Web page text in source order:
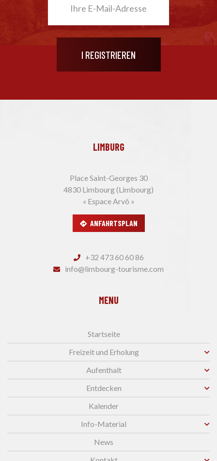
LIMBURG
Place Saint-Georges 30
4830 Limbourg (Limbourg)
« Espace Arvô »
ANFAHRTSPLAN
+32 473 60 60 86
info@limbourg-tourisme.com
MENU
Startseite
Freizeit und Erholung
Aufenthalt
Entdecken
Kalender
Info-Material
News